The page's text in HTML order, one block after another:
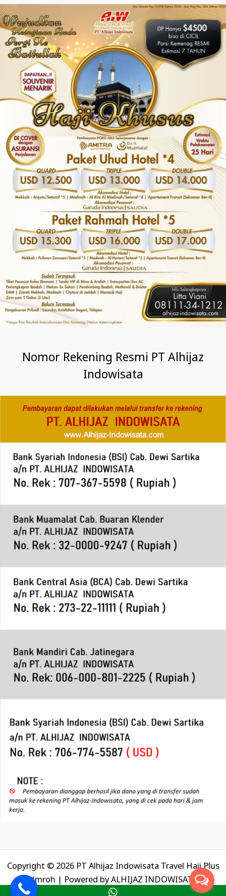
Nomor Rekening Resmi PT Alhijaz
Indowisata
Copyright © 2026 PT Alhijaz Indowisata Travel Haji Plus
Umroh | Powered byALHIJAZ INDOWISATA